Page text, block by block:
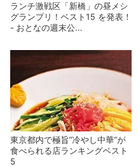
ランチ激戦区「新橋」の昼メシ
グランプリ！ベスト15 を発表！
- おとなの週末公...
東京都内で極旨”冷やし中華”が
食べられる店ランキングベスト
5